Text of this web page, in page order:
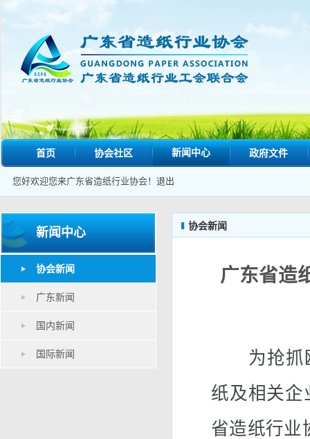
首页 协会社区 新闻中心 政府文件
您好欢迎您来广东省造纸行业协会！ 退出
新闻中心
协会新闻
广东新闻
国内新闻
国际新闻
协会新闻
广东省造
为抢抓欧
纸及相关企
省造纸行业